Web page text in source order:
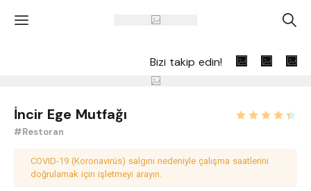
' A
Bizi takip edin!
İncir Ege Mutfağı
#Restoran
COVID-19 (Koronavirüs) salgını nedeniyle çalışma saatlerini
doğrulamak için işletmeyi arayın.